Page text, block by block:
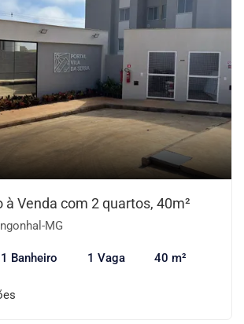
Venda com 2 quartos, 40m²
MG
1 Banheiro 1 Vaga 40 m²